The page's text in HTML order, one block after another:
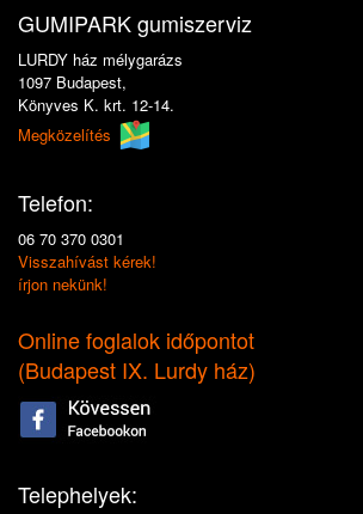
GUMIPARK gumiszerviz
LURDY ház mélygarázs
1097 Budapest,
Könyves K. krt. 12-14.
Megközelítés
Telefon:
06 70 370 0301
Visszahívást kérek!
írjon nekünk!
Online foglalok időpontot
(Budapest IX. Lurdy ház)
Telephelyek: